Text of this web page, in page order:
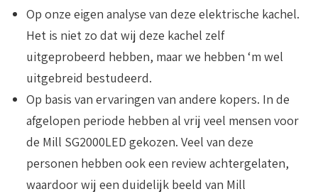
Op onze eigen analyse van deze elektrische kachel.
Het is niet zo dat wij deze kachel zelf
uitgeprobeerd hebben, maar we hebben ‘m wel
uitgebreid bestudeerd.
Op basis van ervaringen van andere kopers. In de
afgelopen periode hebben al vrij veel mensen voor
de Mill SG2000LED gekozen. Veel van deze
personen hebben ook een review achtergelaten,
waardoor wij een duidelijk beeld van Mill